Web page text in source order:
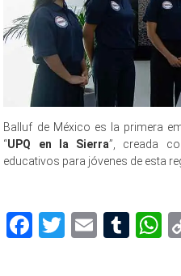
Balluf de México es la primera
“UPQ en la Sierra”, creada
educativos para jóvenes de esta
Facebook
Twitter
Email